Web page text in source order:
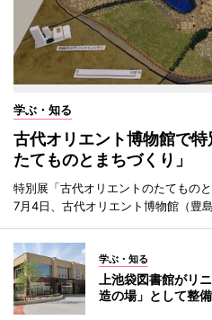
学ぶ・知る
古代オリエント博物館で
たてものとまちづくり」
特別展「古代オリエントのたてもの
7月4日、古代オリエント博物館（豊
学ぶ・知る
上池袋図書館がリ
造の場」として整備